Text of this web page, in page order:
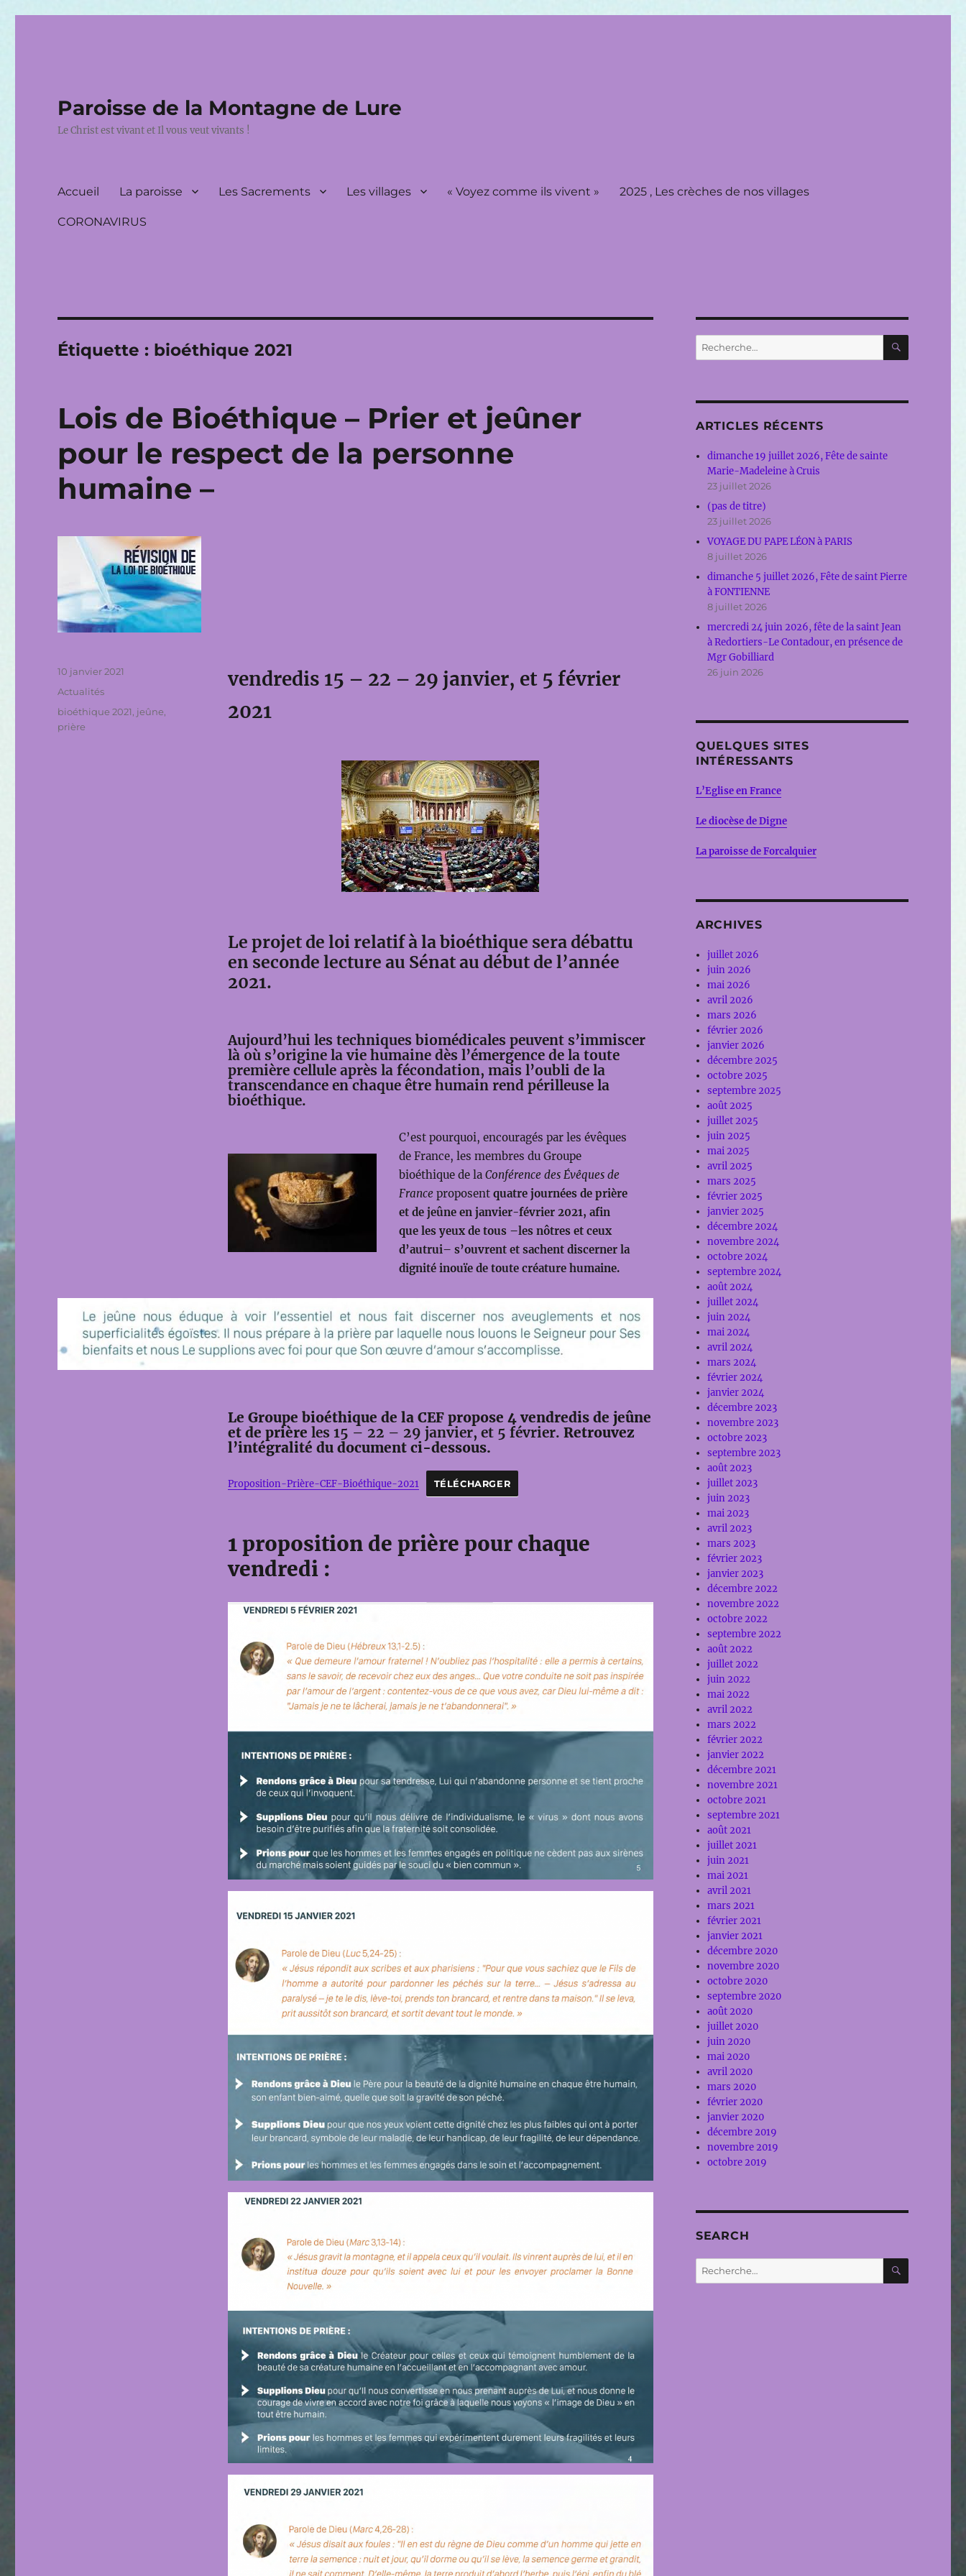
Paroisse de la Montagne de Lure
Le Christ est vivant et Il vous veut vivants !
Accueil La paroisse Les Sacrements Les villages « Voyez comme ils vivent » 2025 , Les crèches de nos villages
CORONAVIRUS
Étiquette : bioéthique 2021
Lois de Bioéthique – Prier et jeûner
pour le respect de la personne
humaine –
vendredis 15 – 22 – 29 janvier, et 5 février
2021
Le projet de loi relatif à la bioéthique sera débattu
en seconde lecture au Sénat au début de l’année
2021.
Aujourd’hui les techniques biomédicales peuvent s’immiscer
là où s’origine la vie humaine dès l’émergence de la toute
première cellule après la fécondation, mais l’oubli de la
transcendance en chaque être humain rend périlleuse la
bioéthique.
C’est pourquoi, encouragés par les évêques
de France, les membres du Groupe
bioéthique de la Conférence des Évêques de
Franceproposent quatre journées de prière
et de jeûne en janvier-février 2021, afin
que les yeux de tous –les nôtres et ceux
d’autrui– s’ouvrent et sachent discerner la
dignité inouïe de toute créature humaine.
Le Groupe bioéthique de la CEF propose 4 vendredis de jeûne
et de prière les 15 – 22 – 29 janvier, et 5 février. Retrouvez
l’intégralité du document ci-dessous.
Proposition-Prière-CEF-Bioéthique-2021 TÉLÉCHARGER
1 proposition de prière pour chaque
vendredi :
Publié
10 janvier 2021
Catégories
Actualités
Étiquettes
bioéthique 2021, jeûne,
prière
Recherche
pour :
ARTICLES RÉCENTS
dimanche 19 juillet 2026, Fête de sainte
Marie-Madeleine à Cruis
23 juillet 2026
(pas de titre)
23 juillet 2026
VOYAGE DU PAPE LÉON à PARIS
8 juillet 2026
dimanche 5 juillet 2026, Fête de saint Pierre
à FONTIENNE
8 juillet 2026
mercredi 24 juin 2026, fête de la saint Jean
à Redortiers-Le Contadour, en présence de
Mgr Gobilliard
26 juin 2026
QUELQUES SITES
INTÉRESSANTS
L’Eglise en France
Le diocèse de Digne
La paroisse de Forcalquier
ARCHIVES
juillet 2026
juin 2026
mai 2026
avril 2026
mars 2026
février 2026
janvier 2026
décembre 2025
octobre 2025
septembre 2025
août 2025
juillet 2025
juin 2025
mai 2025
avril 2025
mars 2025
février 2025
janvier 2025
décembre 2024
novembre 2024
octobre 2024
septembre 2024
août 2024
juillet 2024
juin 2024
mai 2024
avril 2024
mars 2024
février 2024
janvier 2024
décembre 2023
novembre 2023
octobre 2023
septembre 2023
août 2023
juillet 2023
juin 2023
mai 2023
avril 2023
mars 2023
février 2023
janvier 2023
décembre 2022
novembre 2022
octobre 2022
septembre 2022
août 2022
juillet 2022
juin 2022
mai 2022
avril 2022
mars 2022
février 2022
janvier 2022
décembre 2021
novembre 2021
octobre 2021
septembre 2021
août 2021
juillet 2021
juin 2021
mai 2021
avril 2021
mars 2021
février 2021
janvier 2021
décembre 2020
novembre 2020
octobre 2020
septembre 2020
août 2020
juillet 2020
juin 2020
mai 2020
avril 2020
mars 2020
février 2020
janvier 2020
décembre 2019
novembre 2019
octobre 2019
SEARCH
Recherche
pour :